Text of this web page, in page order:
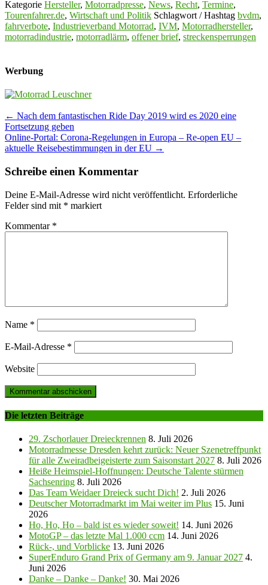
Kategorie Hersteller, Motorradpresse, News, Recht, Termine,
Tourenfahrer.de, Wirtschaft und Politik Schlagwort / Hashtag bvdm,
fahrverbote, Industrieverband Motorrad, IVM, Motorradhersteller,
motorradindustrie, motorradlärm, offener brief, streckensperrungen
Werbung
Post
navigation
← Nach dem fantastischen Ride Day 2019 wird es 2020 eine
Fortsetzung geben
Online-Portal: Corona-Regelungen in Europa – Re-open EU –
aktuelle Reisebestimmungen in der EU →
Schreibe einen Kommentar
Deine E-Mail-Adresse wird nicht veröffentlicht. Erforderliche
Felder sind mit * markiert
Kommentar *
Name *
E-Mail-Adresse *
Website
Die letzten Beiträge
29. Zschorlauer Dreieckrennen 8. Juli 2026
Motorradmesse Dresden kehrt zurück: Neuer Szenetreffpunkt
für alle Zweiradbeigeisterte zum Saisonstart 2027 8. Juli 2026
Heiße Heimspiel-Hoffnungen: Deutsche Talente stürmen
Sachsenring 8. Juli 2026
Das Team Weidaer Dreieck sucht Dich! 2. Juli 2026
Deutscher Motorradmarkt im Mai weiter im Plus 15. Juni
2026
Ho, Ho, Ho – bald ist es wieder soweit! 14. Juni 2026
MotoGP – das letzte Mal 1.000 ccm 14. Juni 2026
Rück-, und Vorblicke 13. Juni 2026
SuperEnduro Grand Prix of Germany am 9. Januar 2027 4.
Juni 2026
Danke – Danke – Danke! 30. Mai 2026